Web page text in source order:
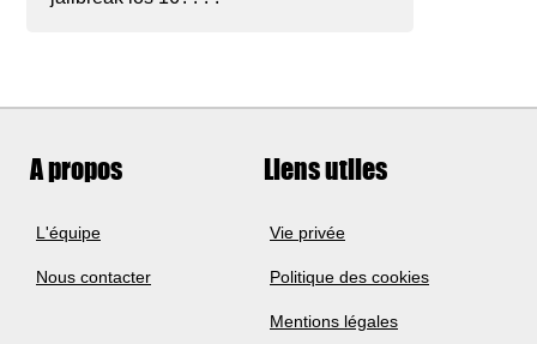
A propos
L'équipe
Nous contacter
Liens utiles
Vie privée
Politique des cookies
Mentions légales